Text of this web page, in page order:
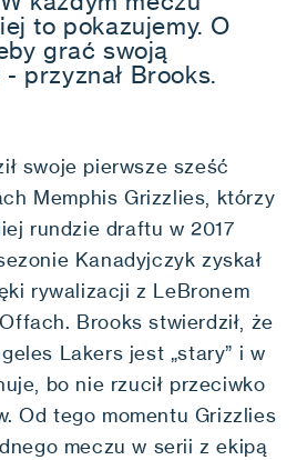
to pokazujemy. O
grać swoją
przyznał Brooks.
swoje pierwsze sześć
Memphis Grizzlies, którzy
rundzie draftu w 2017
Kanadyjczyk zyskał
rywalizacji z LeBronem
Brooks stwierdził, że
Lakers jest „stary” i w
bo nie rzucił przeciwko
Od tego momentu Grizzlies
meczu w serii z ekipą